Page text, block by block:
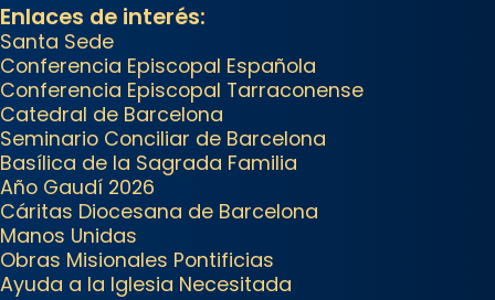
2 weeks ago
Memòria de les santes Juliana i
Semproniana, verges i màrtirs.
Acompanyant la història de sant
Cugat, a partir de l’Edat Mitjana
sorgeix la tradició que les santes
Juliana (“relatiu a Júlia”) i
Semproniana (“relatiu a
Enlaces de interés:
Santa Sede
Conferencia Episcopal Española
Conferencia Episcopal Tarraconense
Catedral de Barcelona
Seminario Conciliar de Barcelona
Basílica de la Sagrada Familia
Año Gaudí 2026
Cáritas Diocesana de Barcelona
Manos Unidas
Obras Misionales Pontificias
Ayuda a la Iglesia Necesitada